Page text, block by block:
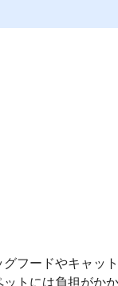
フードやキャッ
トには負担がかか